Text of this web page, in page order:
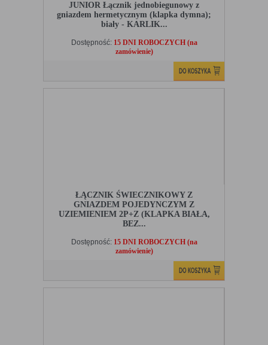
JUNIOR Łącznik jednobiegunowy z
gniazdem hermetycznym (klapka dymna);
biały - KARLIK...
Dostępność: 15 DNI ROBOCZYCH (na
zamówienie)
ŁĄCZNIK ŚWIECZNIKOWY Z
GNIAZDEM POJEDYNCZYM Z
UZIEMIENIEM 2P+Z (KLAPKA BIAŁA,
BEZ...
Dostępność: 15 DNI ROBOCZYCH (na
zamówienie)